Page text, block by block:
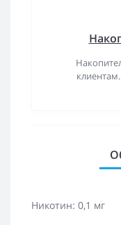
Никотин: 0,1 мг